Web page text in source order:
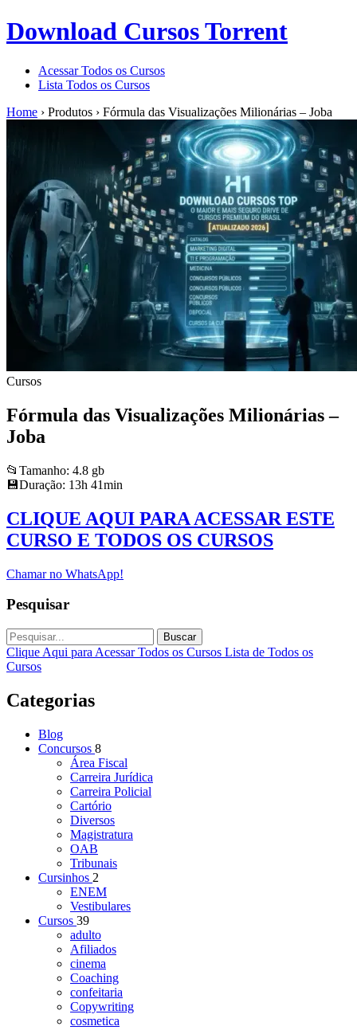
Download Cursos Torrent
Acessar Todos os Cursos
Lista Todos os Cursos
Home › Produtos › Fórmula das Visualizações Milionárias – Joba
Cursos
Fórmula das Visualizações Milionárias –
Joba
📂Tamanho: 4.8 gb
💾Duração: 13h 41min
CLIQUE AQUI PARA ACESSAR ESTE
CURSO E TODOS OS CURSOS
Chamar no WhatsApp!
Pesquisar
Buscar
Clique Aqui para Acessar Todos os Cursos Lista de Todos os
Cursos
Categorias
Blog
Concursos 8
Área Fiscal
Carreira Jurídica
Carreira Policial
Cartório
Diversos
Magistratura
OAB
Tribunais
Cursinhos 2
ENEM
Vestibulares
Cursos 39
adulto
Afiliados
cinema
Coaching
confeitaria
Copywriting
cosmetica